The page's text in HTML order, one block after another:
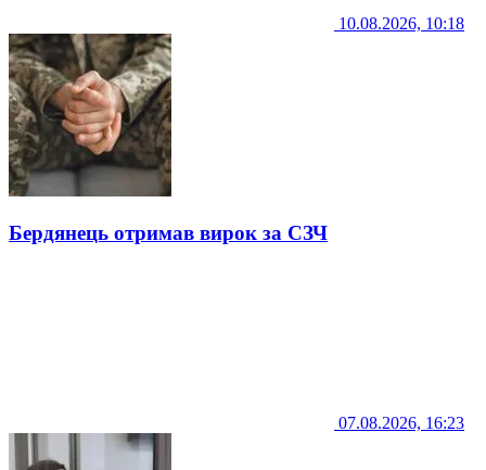
10.08.2026, 10:18
Бердянець отримав вирок за СЗЧ
07.08.2026, 16:23